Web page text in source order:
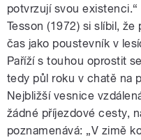
potvrzují svou
Tesson (1972) si slíbil,
čas jako poustevník v
Paříží s touhou oprostit
tedy půl roku v chatě na
Nejbližší vesnice
žádné příjezdové cesty,
poznamenává: „V zimě